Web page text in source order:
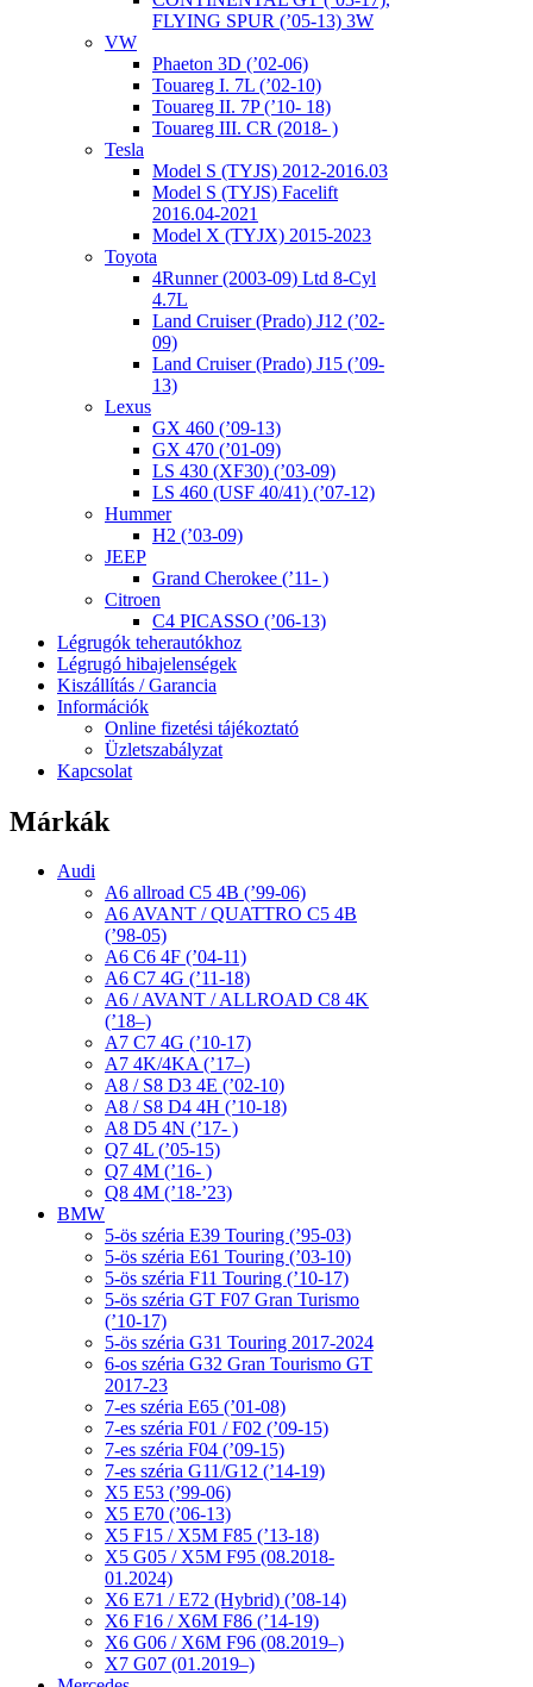
FLYING SPUR (’05-13) 3W
VW
Phaeton 3D (’02-06)
Touareg I. 7L (’02-10)
Touareg II. 7P (’10- 18)
Touareg III. CR (2018- )
Tesla
Model S (TYJS) 2012-2016.03
Model S (TYJS) Facelift
2016.04-2021
Model X (TYJX) 2015-2023
Toyota
4Runner (2003-09) Ltd 8-Cyl
4.7L
Land Cruiser (Prado) J12 (’02-
09)
Land Cruiser (Prado) J15 (’09-
13)
Lexus
GX 460 (’09-13)
GX 470 (’01-09)
LS 430 (XF30) (’03-09)
LS 460 (USF 40/41) (’07-12)
Hummer
H2 (’03-09)
JEEP
Grand Cherokee (’11- )
Citroen
C4 PICASSO (’06-13)
Légrugók teherautókhoz
Légrugó hibajelenségek
Kiszállítás / Garancia
Információk
Online fizetési tájékoztató
Üzletszabályzat
Kapcsolat
Márkák
Audi
A6 allroad C5 4B (’99-06)
A6 AVANT / QUATTRO C5 4B
(’98-05)
A6 C6 4F (’04-11)
A6 C7 4G (’11-18)
A6 / AVANT / ALLROAD C8 4K
(’18–)
A7 C7 4G (’10-17)
A7 4K/4KA (’17–)
A8 / S8 D3 4E (’02-10)
A8 / S8 D4 4H (’10-18)
A8 D5 4N (’17- )
Q7 4L (’05-15)
Q7 4M (’16- )
Q8 4M (’18-’23)
BMW
5-ös széria E39 Touring (’95-03)
5-ös széria E61 Touring (’03-10)
5-ös széria F11 Touring (’10-17)
5-ös széria GT F07 Gran Turismo
(’10-17)
5-ös széria G31 Touring 2017-2024
6-os széria G32 Gran Tourismo GT
2017-23
7-es széria E65 (’01-08)
7-es széria F01 / F02 (’09-15)
7-es széria F04 (’09-15)
7-es széria G11/G12 (’14-19)
X5 E53 (’99-06)
X5 E70 (’06-13)
X5 F15 / X5M F85 (’13-18)
X5 G05 / X5M F95 (08.2018-
01.2024)
X6 E71 / E72 (Hybrid) (’08-14)
X6 F16 / X6M F86 (’14-19)
X6 G06 / X6M F96 (08.2019–)
X7 G07 (01.2019–)